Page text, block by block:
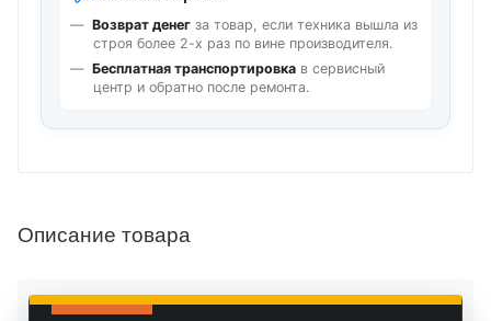
Возврат денег за товар, если техника вышла из
строя более 2-х раз по вине производителя.
Бесплатная транспортировка в сервисный
центр и обратно после ремонта.
Описание товара